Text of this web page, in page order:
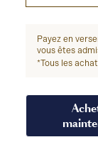
Payez en
vous êtes
*Tous les